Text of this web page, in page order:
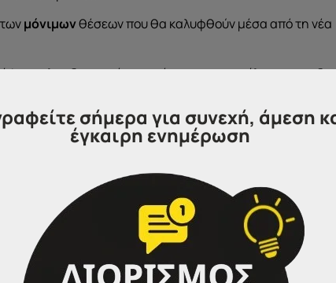
μόνιμωνθέσεων που θα καλυφθούν μέσα από τη νέα
πλην διοριστέων- πρέπει να αποστείλουν την
πορεία όλων
σήμερα για συνεχή, άμεση
έγκαιρη ενημέρωση